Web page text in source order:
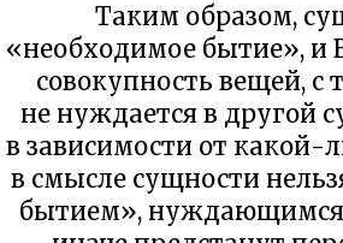
Таким образом,
«необходимое бытие», и
совокупность вещей, с
не нуждается в другой
в зависимости от
в смысле сущности
бытием», нуждающимся